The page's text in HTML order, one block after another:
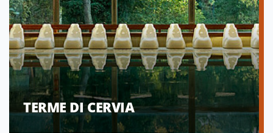
TERME DI CERVIA